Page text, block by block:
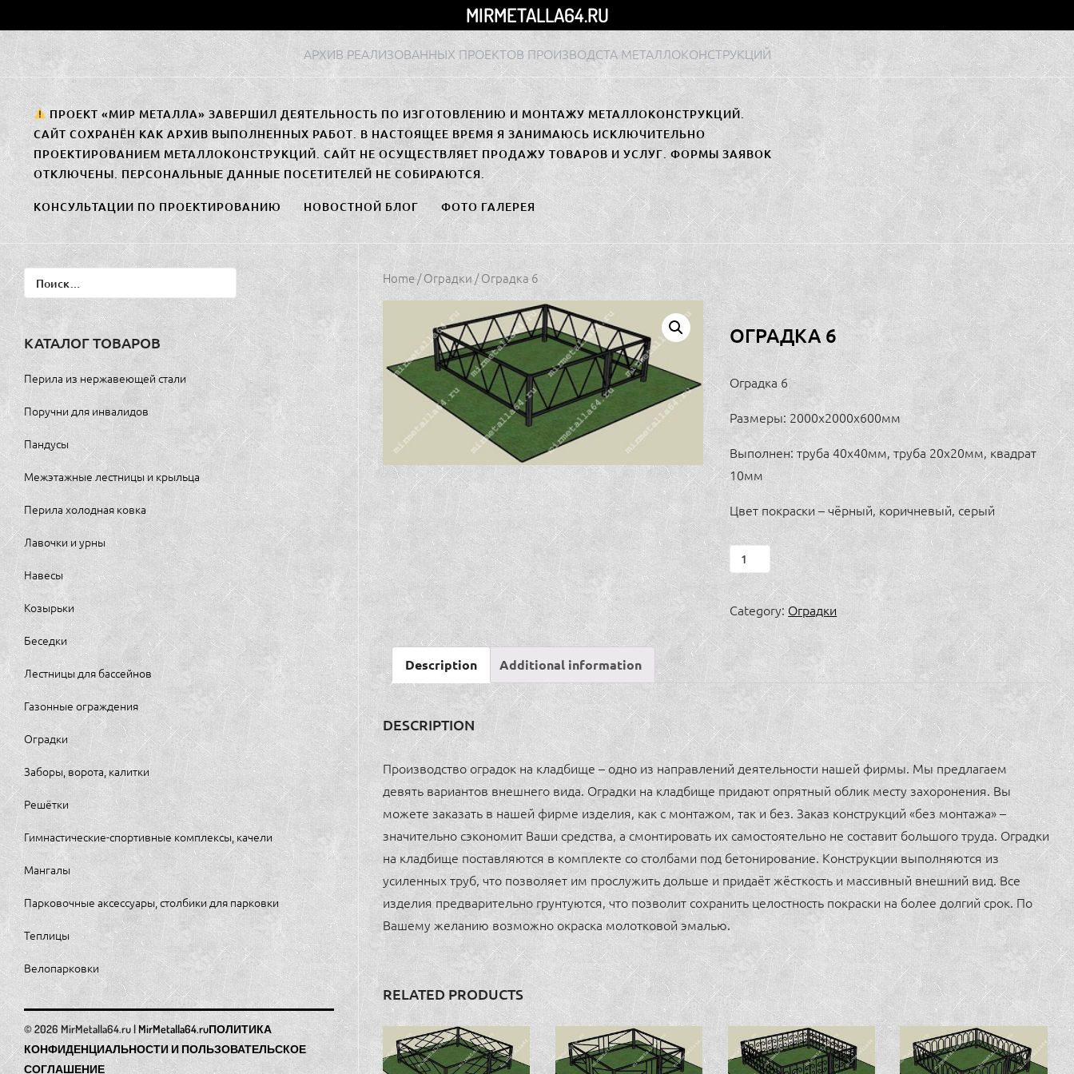
к
содержимому
MIRMETALLA64.RU
АРХИВ РЕАЛИЗОВАННЫХ ПРОЕКТОВ ПРОИЗВОДСТА МЕТАЛЛОКОНСТРУКЦИЙ
ПРОЕКТ «МИР МЕТАЛЛА» ЗАВЕРШИЛ ДЕЯТЕЛЬНОСТЬ ПО ИЗГОТОВЛЕНИЮ И МОНТАЖУ МЕТАЛЛОКОНСТРУКЦИЙ.
САЙТ СОХРАНЁН КАК АРХИВ ВЫПОЛНЕННЫХ РАБОТ. В НАСТОЯЩЕЕ ВРЕМЯ Я ЗАНИМАЮСЬ ИСКЛЮЧИТЕЛЬНО
ПРОЕКТИРОВАНИЕМ МЕТАЛЛОКОНСТРУКЦИЙ. САЙТ НЕ ОСУЩЕСТВЛЯЕТ ПРОДАЖУ ТОВАРОВ И УСЛУГ. ФОРМЫ ЗАЯВОК
ОТКЛЮЧЕНЫ. ПЕРСОНАЛЬНЫЕ ДАННЫЕ ПОСЕТИТЕЛЕЙ НЕ СОБИРАЮТСЯ.
КОНСУЛЬТАЦИИ ПО ПРОЕКТИРОВАНИЮ НОВОСТНОЙ БЛОГ ФОТО ГАЛЕРЕЯ
Home/Оградки/ Оградка 6
ОГРАДКА 6
Оградка 6
Размеры: 2000х2000х600мм
Выполнен: труба 40х40мм, труба 20х20мм, квадрат
10мм
Цвет покраски – чёрный, коричневый, серый
Оградка
6
quantity
Category:Оградки
Description Additional information
DESCRIPTION
Производство оградок на кладбище – одно из направлений деятельности нашей фирмы. Мы предлагаем
девять вариантов внешнего вида. Оградки на кладбище придают опрятный облик месту захоронения. Вы
можете заказать в нашей фирме изделия, как с монтажом, так и без. Заказ конструкций «без монтажа» –
значительно сэкономит Ваши средства, а смонтировать их самостоятельно не составит большого труда. Оградки
на кладбище поставляются в комплекте со столбами под бетонирование. Конструкции выполняются из
усиленных труб, что позволяет им прослужить дольше и придаёт жёсткость и массивный внешний вид. Все
изделия предварительно грунтуются, что позволит сохранить целостность покраски на более долгий срок. По
Вашему желанию возможно окраска молотковой эмалью.
RELATED PRODUCTS
Найти:
КАТАЛОГ ТОВАРОВ
Перила из нержавеющей стали
Поручни для инвалидов
Пандусы
Межэтажные лестницы и крыльца
Перила холодная ковка
Лавочки и урны
Навесы
Козырьки
Беседки
Лестницы для бассейнов
Газонные ограждения
Оградки
Заборы, ворота, калитки
Решётки
Гимнастические-спортивные комплексы, качели
Мангалы
Парковочные аксессуары, столбики для парковки
Теплицы
Велопарковки
MirMetalla64.ruПОЛИТИКА
КОНФИДЕНЦИАЛЬНОСТИ И ПОЛЬЗОВАТЕЛЬСКОЕ
СОГЛАШЕНИЕ